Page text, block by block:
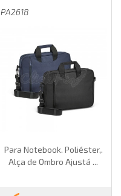
PA2618
Para Notebook. Poliéster,.
Alça de Ombro Ajustá ...